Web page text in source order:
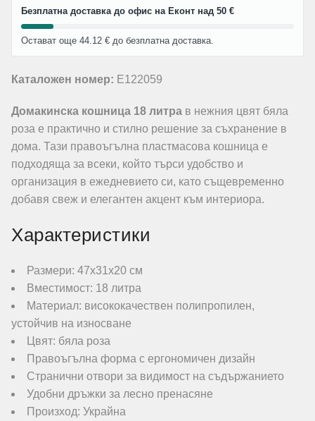
Безплатна доставка до офис на Еконт над 50 €
Остават още 44.12 € до безплатна доставка.
Каталожен номер: E122059
Домакинска кошница 18 литра в нежния цвят бяла
роза е практично и стилно решение за съхранение в
дома. Тази правоъгълна пластмасова кошница е
подходяща за всеки, който търси удобство и
организация в ежедневието си, като същевременно
добавя свеж и елегантен акцент към интериора.
Характеристики
Размери: 47х31х20 см
Вместимост: 18 литра
Материал: висококачествен полипропилен,
устойчив на износване
Цвят: бяла роза
Правоъгълна форма с ергономичен дизайн
Странични отвори за видимост на съдържанието
Удобни дръжки за лесно пренасяне
Произход: Украйна